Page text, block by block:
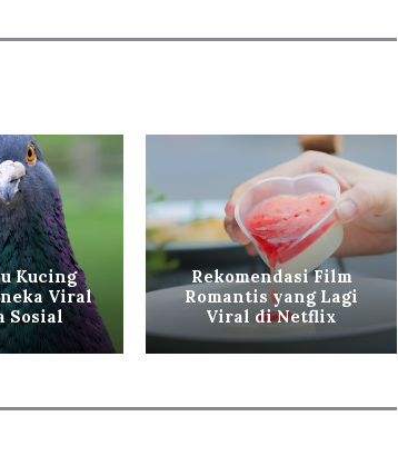
Kucing
Viral
Sosial
Rekomendasi Film
Romantis yang Lagi
Viral di Netflix